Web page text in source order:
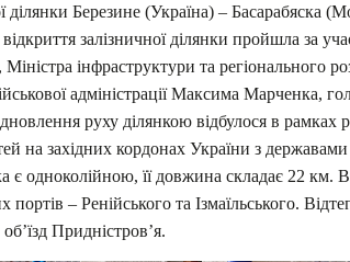
ділянки Березине (Україна) – Басарабяска
залізничної ділянки пройшла за
Міністра інфраструктури та
адміністрації Максима Марченка,
руху ділянкою відбулося в
на західних кордонах України з
є одноколійною, її довжина складає 22
портів – Ренійського та Ізмаїльського.
Придністров’я.